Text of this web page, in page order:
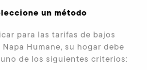
un método
para las tarifas de bajos
Humane, su hogar debe
de los siguientes criterios: